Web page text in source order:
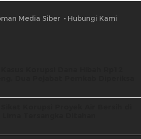
Media Siber Hubungi Kami